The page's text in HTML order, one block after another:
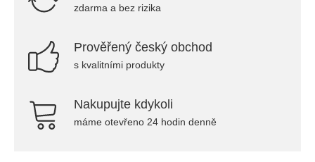
zdarma a bez rizika
Prověřený český obchod
s kvalitními produkty
Nakupujte kdykoli
máme otevřeno 24 hodin denně